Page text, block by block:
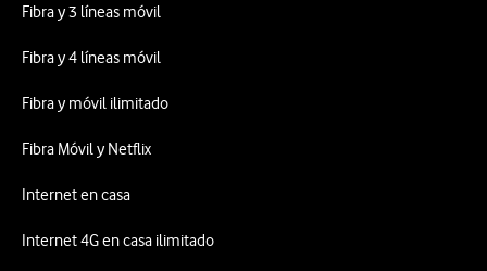
Fibra y 3 líneas móvil
Fibra y 4 líneas móvil
Fibra y móvil ilimitado
Fibra Móvil y Netflix
Internet en casa
Internet 4G en casa ilimitado